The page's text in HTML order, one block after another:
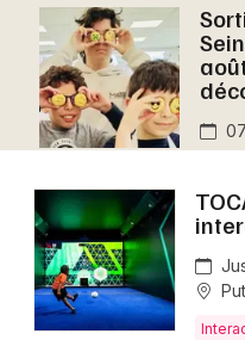
Foires & salons
Spectacles
Concerts
Sports
Soirées
Sorties famille
Montpellier
Nantes
Nice
Paris
Strasbourg
Toulouse
Toutes les villes